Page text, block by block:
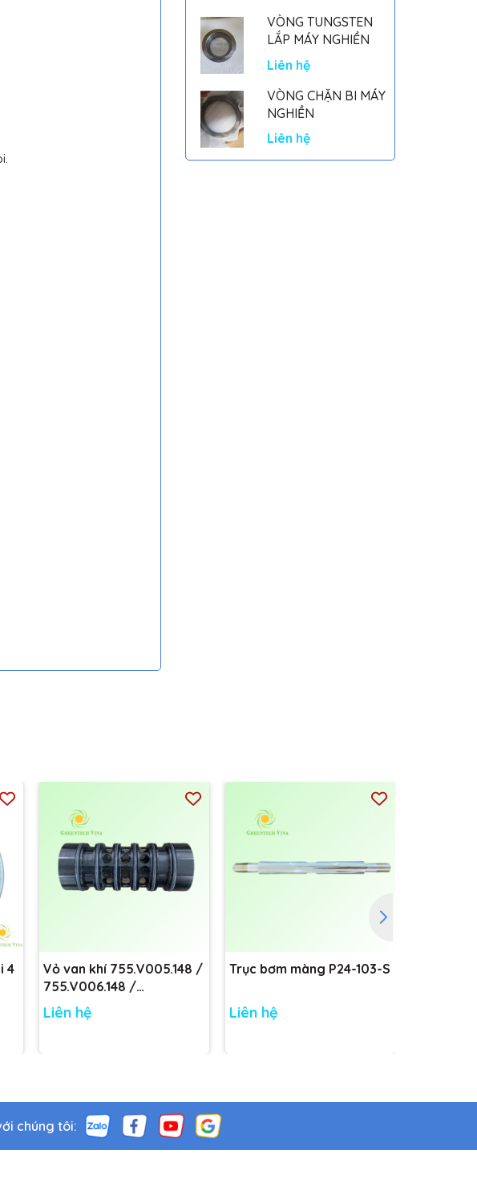
VÒNG TUNGSTEN
LẮP MÁY NGHIỀN
Liên hệ
VÒNG CHẶN BI MÁY
NGHIỀN
Liên hệ
4
Vỏ van khí 755.V005.148 /
755.V006.148 /
755.V001.148
Liên hệ
Trục bơm màng P24-103-S
Liên hệ
chúng tôi: